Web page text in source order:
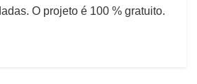
O projeto é 100 % gratuito.